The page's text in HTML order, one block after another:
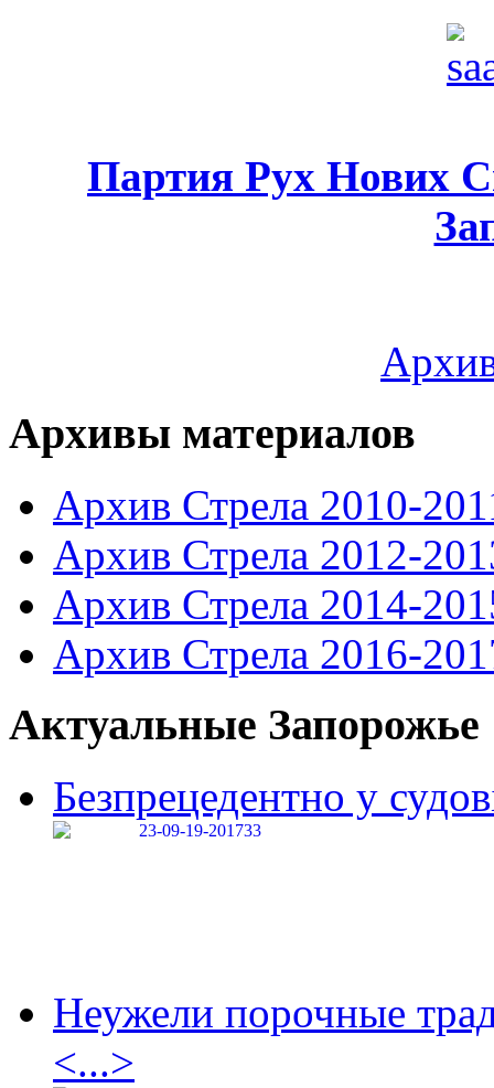
Партия Рух Нових
Архивы материалов
Архив Стрела 2010-
Архив Стрела 2012-
Архив Стрела 2014-
Архив Стрела 2016-
Актуальные Запорожье
Безпрецедентно у
Неужели порочные
<...>